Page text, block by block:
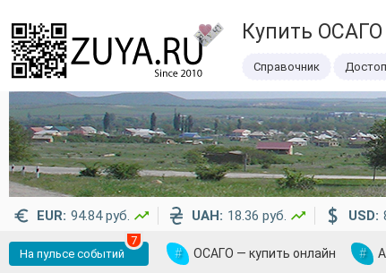
Купить
Справочник
EUR: 94.84 руб. UAH: 18.36 руб. USD:
На пульсе событий
7
# ОСАГО — купить онлайн #